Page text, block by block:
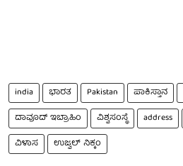
india ಭಾರತ Pakistan ಪಾಕಿಸ್ತಾನ
ದಾವೂದ್ ಇಬ್ರಾಹಿಂ
ವಿಶ್ವಸಂಸ್ಥೆ address
ವಿಳಾಸ
ಉಜ್ವಲ್ ನಿಕ್ಕಂ